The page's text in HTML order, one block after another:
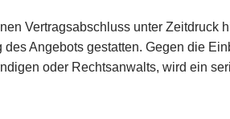
Vertragsabschluss unter Zeitdruck
Angebots gestatten. Gegen die
oder Rechtsanwalts, wird ein